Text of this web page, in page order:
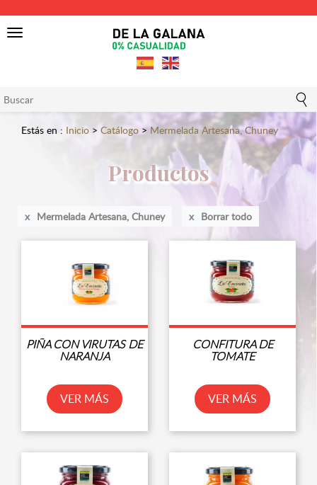
Toggle
Estás en : Inicio > Catálogo >Mermelada Artesana, Chuney
Productos
Mermelada Artesana, Chuney Borrar todo
PIÑA CON VIRUTAS DE
NARANJA
VER MÁS
CONFITURA DE
TOMATE
VER MÁS